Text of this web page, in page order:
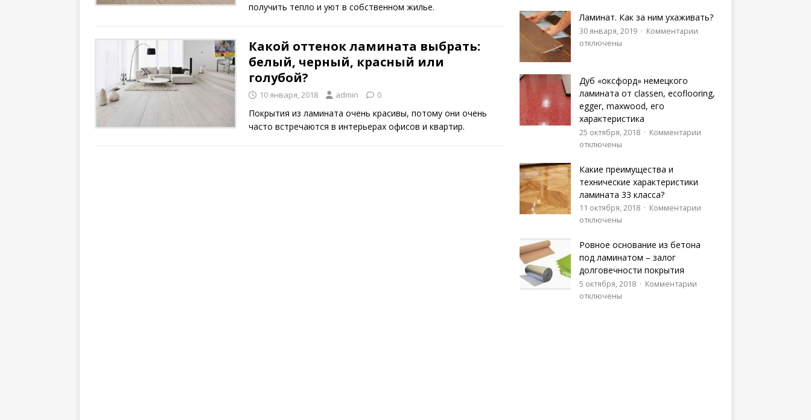
получить тепло и уют в собственном жилье.
Какой оттенок ламината выбрать:
белый, черный, красный или
голубой?
10 января, 2018 admin 0
Покрытия из ламината очень красивы, потому они очень
часто встречаются в интерьерах офисов и квартир.
Ламинат. Как за ним ухаживать?
30 января, 2019
Комментарии
отключены
Дуб «оксфорд» немецкого
ламината от classen, ecoflooring,
egger, maxwood, его
характеристика
25 октября, 2018
Комментарии
отключены
Какие преимущества и
технические характеристики
ламината 33 класса?
11 октября, 2018
Комментарии
отключены
Ровное основание из бетона
под ламинатом – залог
долговечности покрытия
5 октября, 2018
Комментарии
отключены